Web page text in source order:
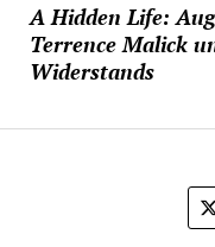
A Hidden Life:
Terrence Malick
Widerstands